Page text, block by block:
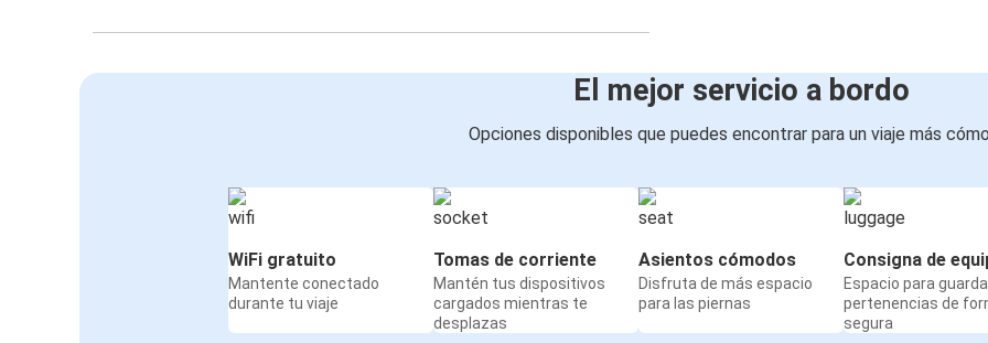
El mejor servicio a bordo
Opciones disponibles que puedes encontrar para un viaje más
WiFi gratuito
Mantente conectado
durante tu viaje
Tomas de corriente
Mantén tus dispositivos
cargados mientras te
desplazas
Asientos cómodos
Disfruta de más espacio
para las piernas
Consigna de
Espacio para
pertenencias de
segura